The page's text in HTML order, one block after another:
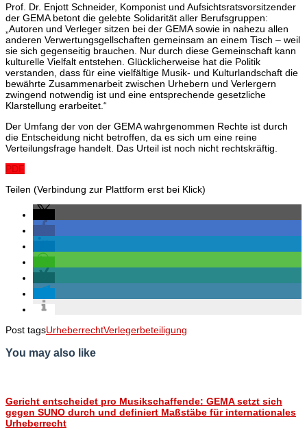
Prof. Dr. Enjott Schneider, Komponist und Aufsichtsratsvorsitzender
der GEMA betont die gelebte Solidarität aller Berufsgruppen:
„Autoren und Verleger sitzen bei der GEMA sowie in nahezu allen
anderen Verwertungsgellschaften gemeinsam an einem Tisch – weil
sie sich gegenseitig brauchen. Nur durch diese Gemeinschaft kann
kulturelle Vielfalt entstehen. Glücklicherweise hat die Politik
verstanden, dass für eine vielfältige Musik- und Kulturlandschaft die
bewährte Zusammenarbeit zwischen Urhebern und Verlergern
zwingend notwendig ist und eine entsprechende gesetzliche
Klarstellung erarbeitet.“
Der Umfang der von der GEMA wahrgenommen Rechte ist durch
die Entscheidung nicht betroffen, da es sich um eine reine
Verteilungsfrage handelt. Das Urteil ist noch nicht rechtskräftig.
PDF
Teilen (Verbindung zur Plattform erst bei Klick)
Post tagsUrheberrechtVerlegerbeteiligung
You may also like
Gericht entscheidet pro Musikschaffende: GEMA setzt sich
gegen SUNO durch und definiert Maßstäbe für internationales
Urheberrecht